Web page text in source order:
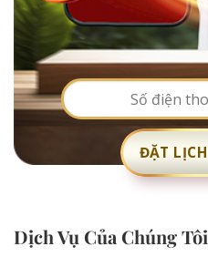
Dịch Vụ Của Chúng Tôi